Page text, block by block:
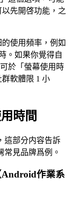
先開啓功能，之
使用頻率，例如
。如果你覺得自
於「螢幕使用時
軟體限 1 小
時間
這部分内容告訴
常見品牌爲例。
Android作業系